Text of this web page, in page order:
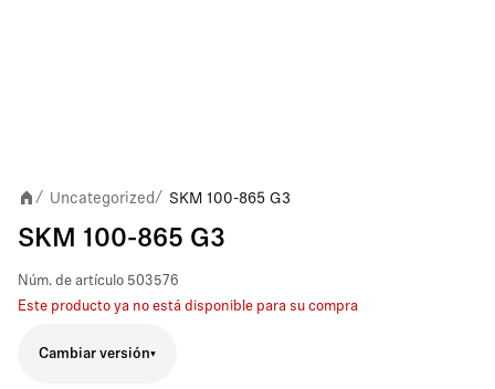
/ Uncategorized / SKM 100-865 G3
SKM 100-865 G3
Núm. de artículo 503576
Este producto ya no está disponible para su compra
Cambiar versión